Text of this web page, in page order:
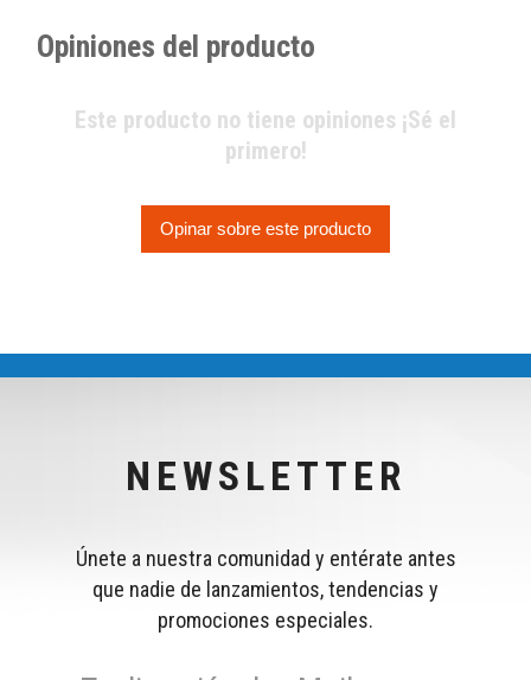
Opiniones del producto
Este producto no tiene opiniones ¡Sé el
primero!
Opinar sobre este producto
NEWSLETTER
Únete a nuestra comunidad y entérate antes
que nadie de lanzamientos, tendencias y
promociones especiales.